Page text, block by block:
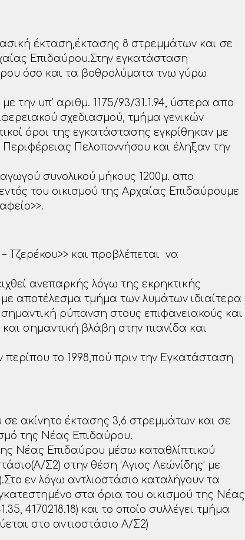
έκταση,έκτασης 8 στρεμμάτων και σε
Επιδαύρου.Στην εγκατάσταση
όσο και τα βοθρολύματα τνω γύρω
την υπ’ αριθμ. 1175/93/31.1.94, ύστερα απο
σχεδιασμού, τμήμα γενικών
όροι της εγκατάστασης εγκρίθηκαν με
Πελοποννήσου και έληξαν την
συνολικού μήκους 1200μ. απο
του οικισμού της Αρχαίας Επιδαύρουμε
Τζερέκου>> και προβλέπεται να
ανεπαρκής λόγω της εκρηκτικής
αποτέλεσμα τμήμα των λυμάτων ιδιαίτερα
ρύπανση στους επιφανειακούς και
σημαντική βλάβη στην πιανίδα και
το 1998,πού πριν την Εγκατάσταση
ακίνητο έκτασης 3,6 στρεμμάτων και σε
της Νέας Επιδαύρου.
Νέας Επιδαύρου μέσω καταθλίπτικού
Σ2) στην θέση ‘Αγιος Λεώνίδης’ με
εν λόγω αντλιοστάσιο καταλήγουν τα
στα όρια του οικισμού της Νέας
4170218.18) και το οποίο συλλέγει τμήμα
στο αντιοστάσιο Α/Σ2)